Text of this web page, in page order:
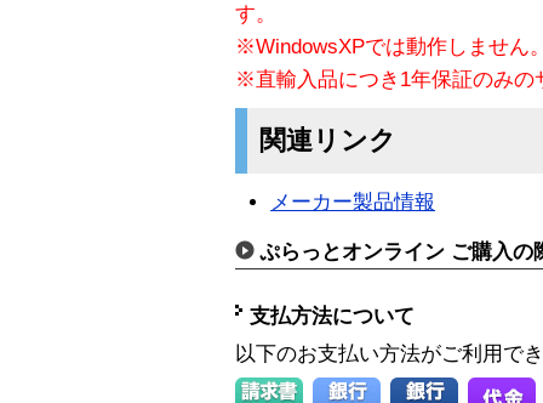
す。
※WindowsXPでは動作しません
※直輸入品につき1年保証のみの
関連リンク
メーカー製品情報
ぷらっとオンライン ご購入の
支払方法について
以下のお支払い方法がご利用で